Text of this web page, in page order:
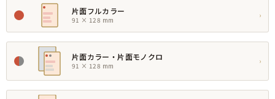
片面フルカラー
91 × 128 mm
›
片面カラー・片面モノクロ
91 × 128 mm
›